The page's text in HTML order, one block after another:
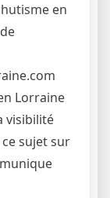
en
Lorraine
visibilité
sujet sur